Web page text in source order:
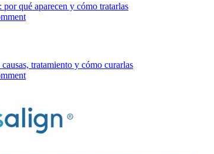
por qué aparecen y cómo tratarlas
tratamiento y cómo curarlas